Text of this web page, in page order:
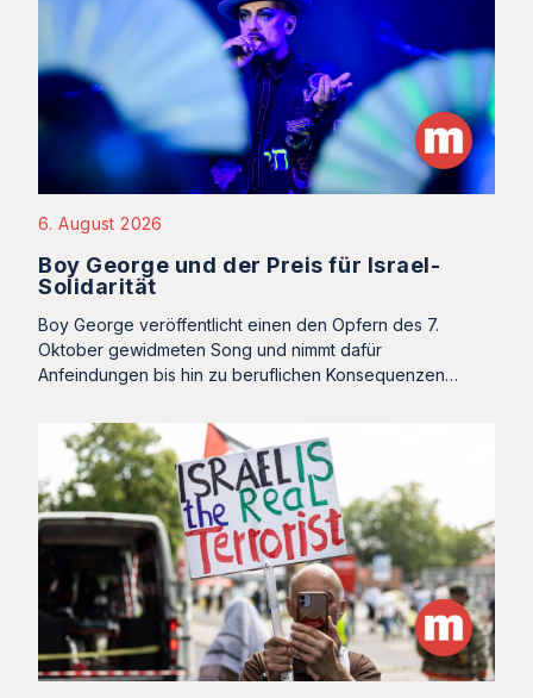
6. August 2026
Boy George und der Preis für Israel-
Solidarität
Boy George veröffentlicht einen den Opfern des 7.
Oktober gewidmeten Song und nimmt dafür
Anfeindungen bis hin zu beruflichen Konsequenzen…